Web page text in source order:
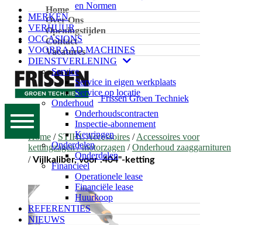
en Normen
MERKEN
VERHUUR
OCCASIONS
VOORRAAD MACHINES
DIENSTVERLENING
Service
Service in eigen werkplaats
Service op locatie
Onderhoud
Onderhoudscontracten
Inspectie-abonnement
Keuringen
Onderdelen
Onderdelen
Financieel
Operationele lease
Financiële lease
Huurkoop
REFERENTIES
NIEUWS
Home
Over Ons
Openingstijden
Contact
Vacatures
Frissen Groen Techniek
Home / STIHL Accessoires /Accessoires voor
kettingzagen / motorzagen /Onderhoud zaaggarnituren
/Vijlkaliber, voor .404"-ketting